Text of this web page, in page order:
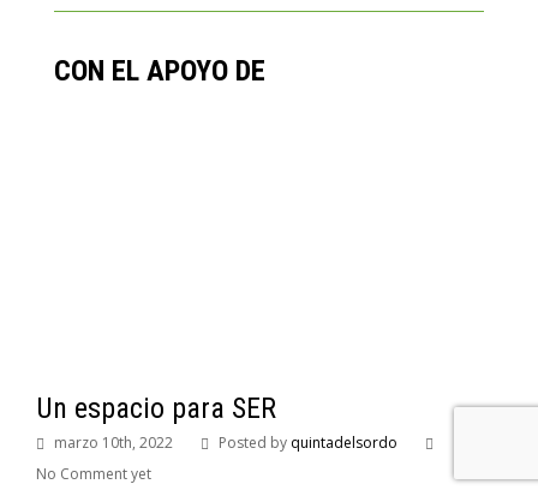
CON EL APOYO DE
Un espacio para SER
marzo 10th, 2022 Posted by quintadelsordo
No Comment yet